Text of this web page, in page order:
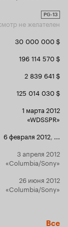
и
наверно,
это будет
а кому-то
любви
PG-13
не желателен
30 000 000 $
196 114 570 $
2 839 641 $
125 014 030 $
1 марта 2012
«WDSSPR»
6 февраля 2012
3 апреля 2012
«Columbia/Sony»
26 июня 2012
«Columbia/Sony»
Все